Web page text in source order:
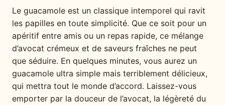
Le guacamole est un classique intemporel qui ravit
les papilles en toute simplicité. Que ce soit pour un
apéritif entre amis ou un repas rapide, ce mélange
d’avocat crémeux et de saveurs fraîches ne peut
que séduire. En quelques minutes, vous aurez un
guacamole ultra simple mais terriblement délicieux,
qui mettra tout le monde d’accord. Laissez-vous
emporter par la douceur de l’avocat, la légèreté du